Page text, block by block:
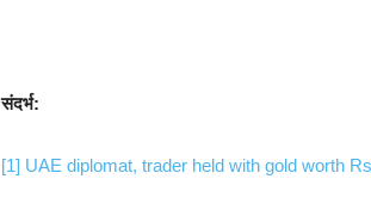
संदर्भ:
[1] UAE diplomat, trader held with gold worth